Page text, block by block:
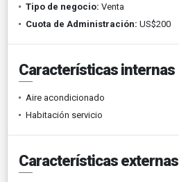
Tipo de negocio: Venta
Cuota de Administración: US$200
Características internas
Aire acondicionado
Habitación servicio
Características externas